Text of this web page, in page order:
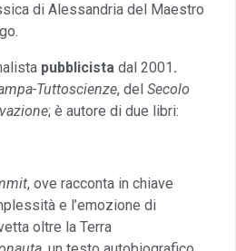
di Alessandria del Maestro
pubblicista dal 2001 .
Tuttoscienze, del Secolo
; è autore di due libri:
, ove racconta in chiave
e l’emozione di
oltre la Terra